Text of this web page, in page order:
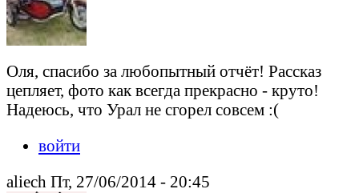
Оля, спасибо за любопытный отчёт! Рассказ
цепляет, фото как всегда прекрасно - круто!
Надеюсь, что Урал не сгорел совсем :(
войти
aliech Пт, 27/06/2014 - 20:45